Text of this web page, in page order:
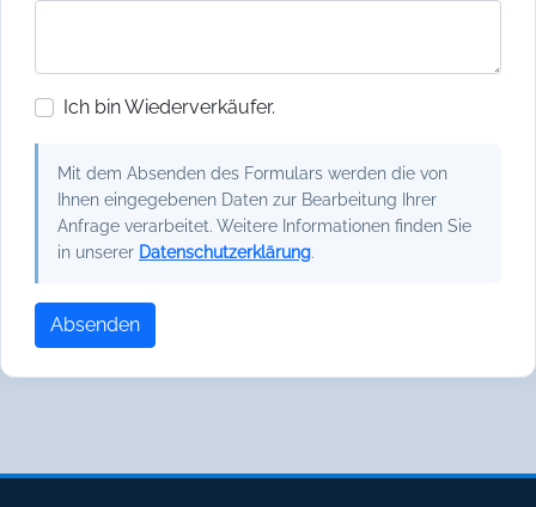
Ich bin Wiederverkäufer.
Mit dem Absenden des Formulars werden die von
Ihnen eingegebenen Daten zur Bearbeitung Ihrer
Anfrage verarbeitet. Weitere Informationen finden Sie
in unserer Datenschutzerklärung.
Absenden